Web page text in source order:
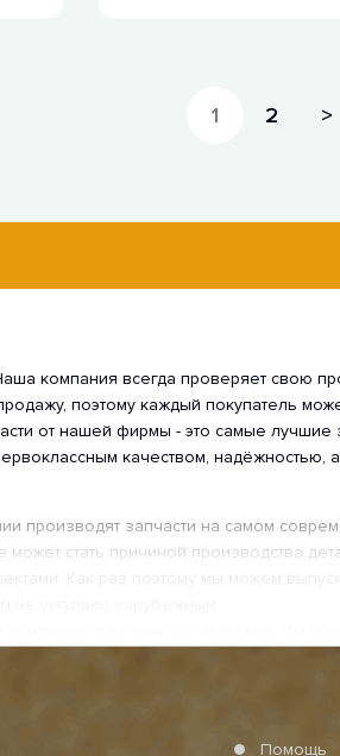
1 2 >
компания всегда проверяет свою
поэтому каждый покупатель
от нашей фирмы - это самые лучшие
качеством, надёжностью,
производят запчасти на самом
стать причиной производства
для нас.
материалов, использующихся
сталь, из которых сделаны наши
Помощь